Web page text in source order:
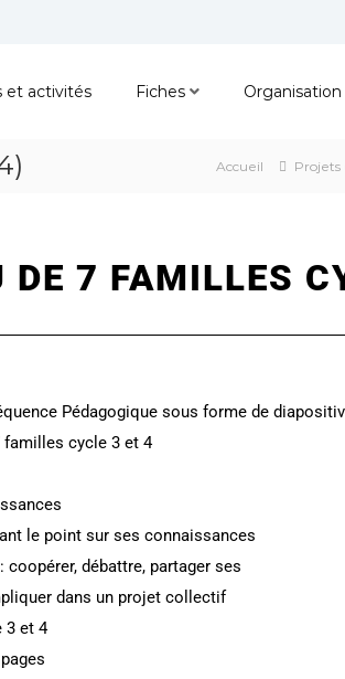
et activités Fiches Organisation
Accueil Projets
7 FAMILLES
Pédagogique sous forme de
familles cycle 3 et 4
le point sur ses connaissances
coopérer, débattre, partager ses
dans un projet collectif
3 et 4